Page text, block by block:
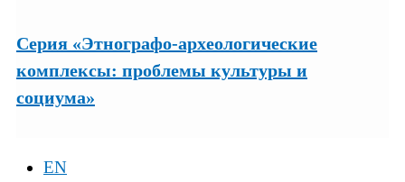
Серия «Этнографо-археологические
комплексы: проблемы культуры и
социума»
EN